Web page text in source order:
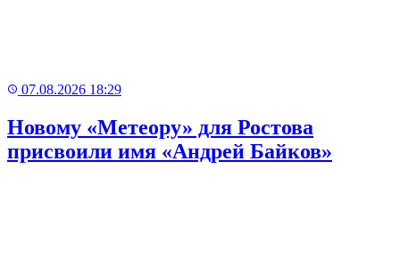
07.08.2026 18:29
Новому «Метеору» для Ростова
присвоили имя «Андрей Байков»